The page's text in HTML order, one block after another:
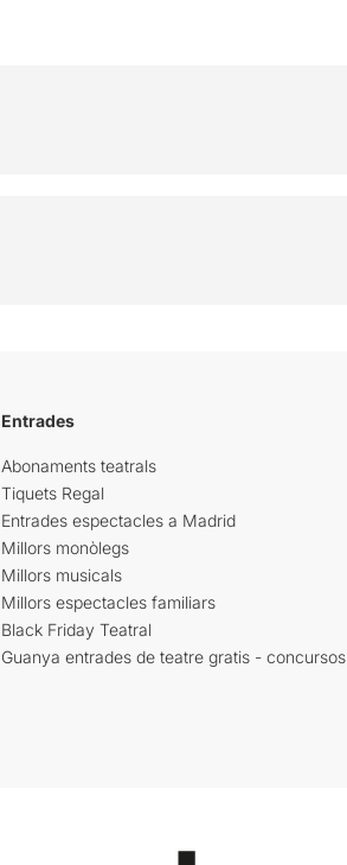
Entrades
Abonaments teatrals
Tiquets Regal
Entrades espectacles a Madrid
Millors monòlegs
Millors musicals
Millors espectacles familiars
Black Friday Teatral
Guanya entrades de teatre gratis - concursos